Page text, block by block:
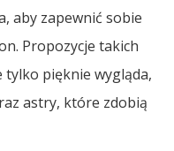
aby zapewnić sobie
Propozycje takich
pięknie wygląda,
astry, które zdobią